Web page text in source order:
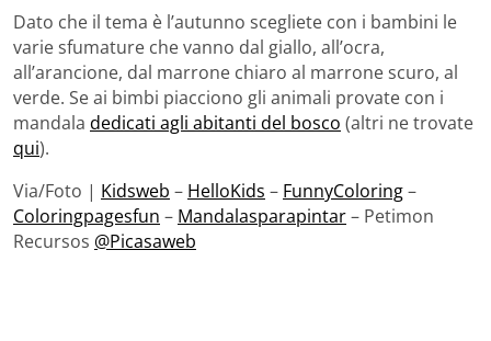
Dato che il tema è l’autunno scegliete con i bambini le
varie sfumature che vanno dal giallo, all’ocra,
all’arancione, dal marrone chiaro al marrone scuro, al
verde. Se ai bimbi piacciono gli animali provate con i
mandala dedicati agli abitanti del bosco (altri ne trovate
qui).
Via/Foto | Kidsweb – HelloKids – FunnyColoring–
Coloringpagesfun – Mandalasparapintar– Petimon
Recursos @Picasaweb